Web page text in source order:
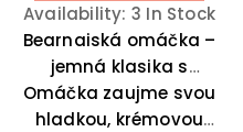
Availability: 3 In Stock
Bearnaiská omáčka –
jemná klasika s
bylinkovým
nádechem.
Omáčka zaujme svou
hladkou, krémovou